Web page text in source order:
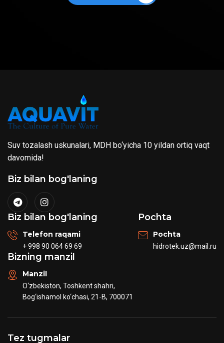
Suv tozalash uskunalari, MDH bo‘yicha 10 yildan ortiq vaqt
davomida!
Biz bilan bog'laning
Biz bilan bog'laning
Telefon raqami
+ 998 90 064 69 69
Pochta
Pochta
hidrotek.uz@mail.ru
Bizning manzil
Manzil
O‘zbekiston, Toshkent shahri,
Bog‘ishamol ko‘chasi, 21-B, 700071
Tez tugmalar